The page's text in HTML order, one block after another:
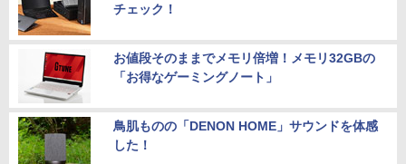
チェック！
お値段そのままでメモリ倍増！メモリ32GBの
「お得なゲーミングノート」
鳥肌ものの「DENON HOME」サウンドを体感
した！